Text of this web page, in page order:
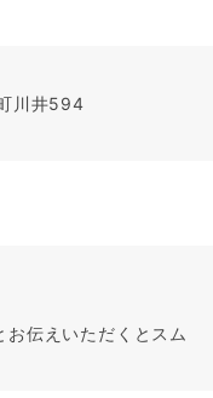
川井594
伝えいただくとスム